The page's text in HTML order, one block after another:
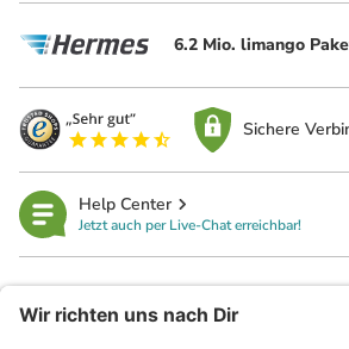
6.2 Mio. limango
Sichere
Help Center
Jetzt auch per Live-Chat erreichbar!